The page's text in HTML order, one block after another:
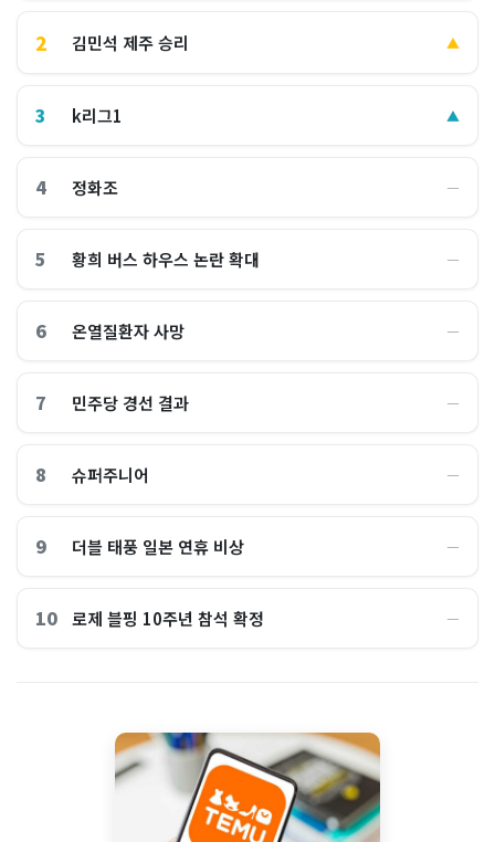
2 김민석 제주 승리 ▲
3 k리그1 ▲
4 정화조 ―
5 황희 버스 하우스 논란 확대 ―
6 온열질환자 사망 ―
7 민주당 경선 결과 ―
8 슈퍼주니어 ―
9 더블 태풍 일본 연휴 비상 ―
10 로제 블핑 10주년 참석 확정 ―